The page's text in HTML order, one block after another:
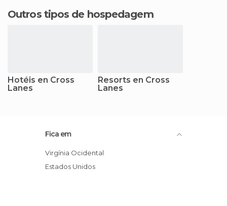
Outros tipos de hospedagem
Hotéis en Cross
Lanes
Resorts en Cross
Lanes
Fica em
Virgínia Ocidental
Estados Unidos